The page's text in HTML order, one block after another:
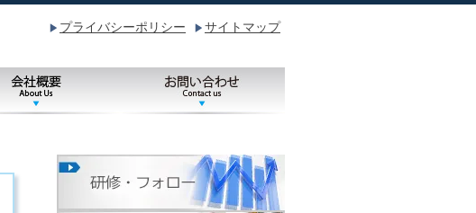
プライバシーポリシー サイトマップ